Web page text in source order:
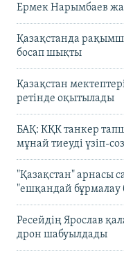
Ермек Нарымбаев
Қазақстанда
босап шықты
Қазақстан
ретінде оқытылады
БАҚ: КҚК танкер
мұнай тиеуді үзіп-
"Қазақстан" арнасы
"ешқандай бұрмалау
Ресейдің Ярослав
дрон шабуылдады